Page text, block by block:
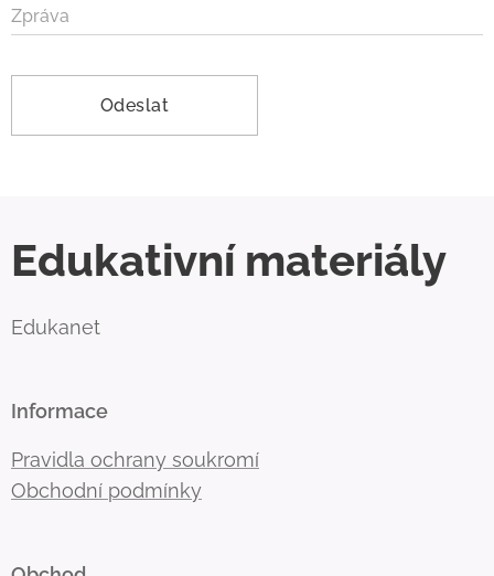
Zpráva
Odeslat
Edukativní materiály
Edukanet
Informace
Pravidla ochrany soukromí
Obchodní podmínky